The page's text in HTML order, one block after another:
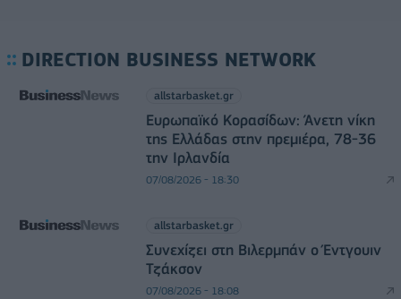
DIRECTION BUSINESS NETWORK
allstarbasket.gr
Ευρωπαϊκό Κορασίδων: Άνετη νίκη
της Ελλάδας στην πρεμιέρα, 78-36
την Ιρλανδία
07/08/2026 - 18:30
allstarbasket.gr
Συνεχίζει στη Βιλερμπάν ο Έντγουιν
Τζάκσον
07/08/2026 - 18:08